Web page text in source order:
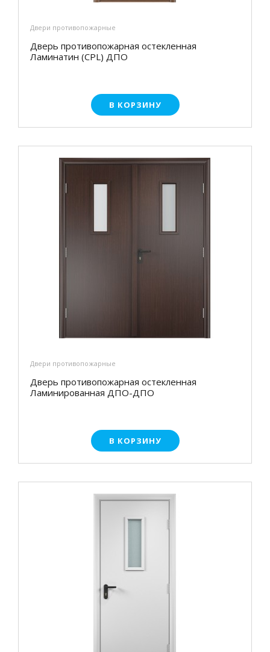
Двери противопожарные
Дверь противопожарная остекленная
Ламинатин (CPL) ДПО
В КОРЗИНУ
Двери противопожарные
Дверь противопожарная остекленная
Ламинированная ДПО-ДПО
В КОРЗИНУ